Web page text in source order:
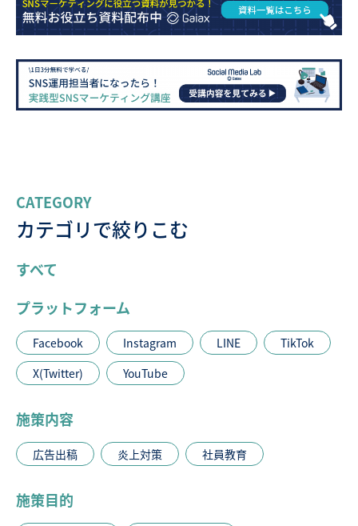
CATEGORY
カテゴリで絞りこむ
すべて
プラットフォーム
Facebook Instagram LINE
TikTok
X(Twitter)
YouTube
施策内容
広告出稿 炎上対策 社員教育
施策目的